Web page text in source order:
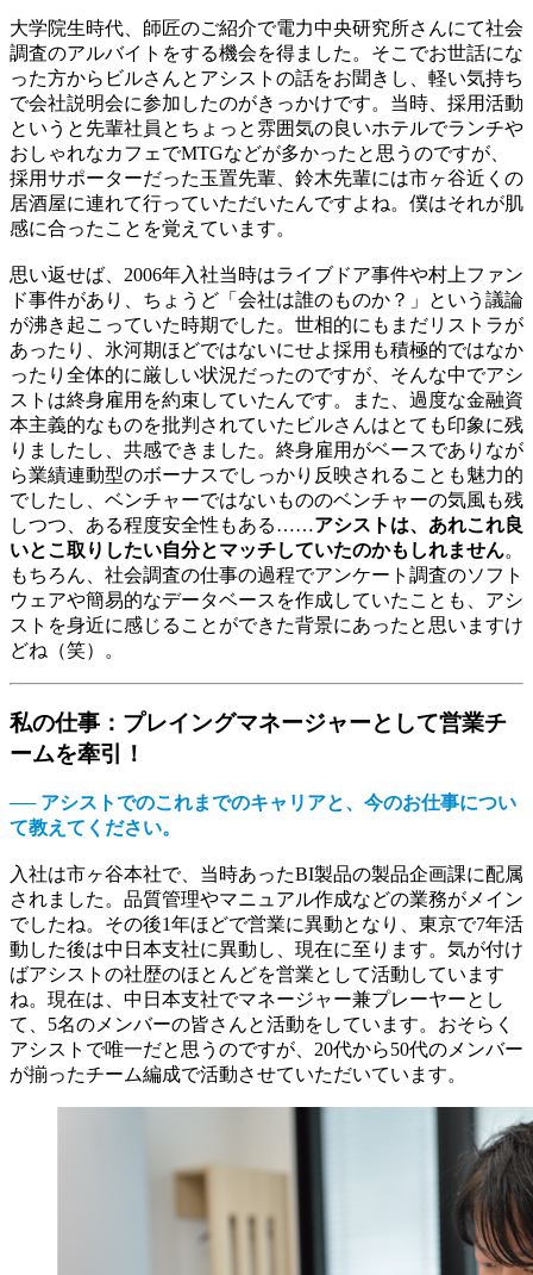
大学院生時代、師匠のご紹介で電力中央研究所さんにて社会
調査のアルバイトをする機会を得ました。そこでお世話にな
った方からビルさんとアシストの話をお聞きし、軽い気持ち
で会社説明会に参加したのがきっかけです。当時、採用活動
というと先輩社員とちょっと雰囲気の良いホテルでランチや
おしゃれなカフェでMTGなどが多かったと思うのですが、
採用サポーターだった玉置先輩、鈴木先輩には市ヶ谷近くの
居酒屋に連れて行っていただいたんですよね。僕はそれが肌
感に合ったことを覚えています。
思い返せば、2006年入社当時はライブドア事件や村上ファン
ド事件があり、ちょうど「会社は誰のものか？」という議論
が沸き起こっていた時期でした。世相的にもまだリストラが
あったり、氷河期ほどではないにせよ採用も積極的ではなか
ったり全体的に厳しい状況だったのですが、そんな中でアシ
ストは終身雇用を約束していたんです。また、過度な金融資
本主義的なものを批判されていたビルさんはとても印象に残
りましたし、共感できました。終身雇用がベースでありなが
ら業績連動型のボーナスでしっかり反映されることも魅力的
でしたし、ベンチャーではないもののベンチャーの気風も残
しつつ、ある程度安全性もある……アシストは、あれこれ良
いとこ取りしたい自分とマッチしていたのかもしれません。
もちろん、社会調査の仕事の過程でアンケート調査のソフト
ウェアや簡易的なデータベースを作成していたことも、アシ
ストを身近に感じることができた背景にあったと思いますけ
どね（笑）。
私の仕事：プレイングマネージャーとして営業チ
ームを牽引！
── アシストでのこれまでのキャリアと、今のお仕事につい
て教えてください。
入社は市ヶ谷本社で、当時あったBI製品の製品企画課に配属
されました。品質管理やマニュアル作成などの業務がメイン
でしたね。その後1年ほどで営業に異動となり、東京で7年活
動した後は中日本支社に異動し、現在に至ります。気が付け
ばアシストの社歴のほとんどを営業として活動しています
ね。現在は、中日本支社でマネージャー兼プレーヤーとし
て、5名のメンバーの皆さんと活動をしています。おそらく
アシストで唯一だと思うのですが、20代から50代のメンバー
が揃ったチーム編成で活動させていただいています。